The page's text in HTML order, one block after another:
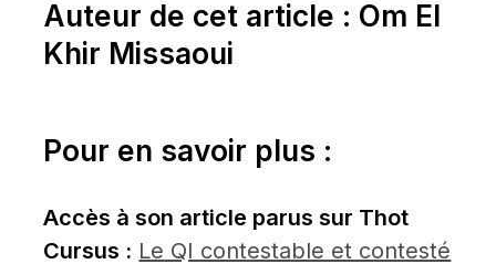
Auteur de cet article : Om El
Khir Missaoui
Pour en savoir plus :
Accès à son article parus sur Thot
Cursus : Le QI contestable et contesté